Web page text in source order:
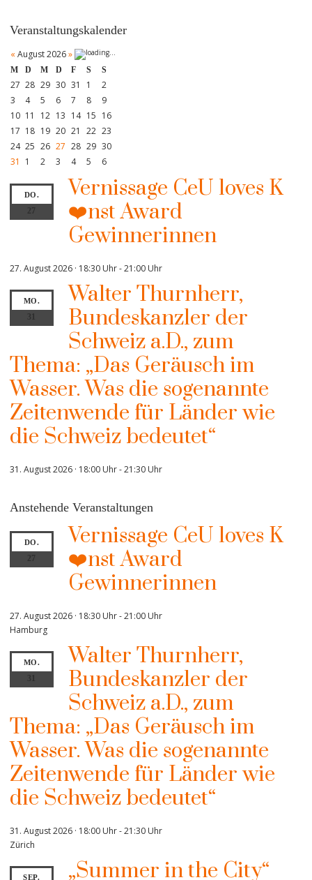
Veranstaltungskalender
« August 2026»
M D M D F S S
27 28 29 30 31 1
2
3
4 5 6 7 8
9
10 11 12 13 14 15 16
17 18 19 20 21 22 23
24 25 26 27 28 29 30
31
1 2 3 4 5 6
DO.
27
Vernissage CeU loves K
❤️nst Award
Gewinnerinnen
27. August 2026 · 18:30 Uhr-21:00 Uhr
MO.
31
Walter Thurnherr,
Bundeskanzler der
Schweiz a.D., zum
Thema: „Das Geräusch im
Wasser. Was die sogenannte
Zeitenwende für Länder wie
die Schweiz bedeutet“
31. August 2026 · 18:00 Uhr-21:30 Uhr
Anstehende Veranstaltungen
DO.
27
Vernissage CeU loves K
❤️nst Award
Gewinnerinnen
27. August 2026 · 18:30 Uhr-21:00 Uhr
Hamburg
MO.
31
Walter Thurnherr,
Bundeskanzler der
Schweiz a.D., zum
Thema: „Das Geräusch im
Wasser. Was die sogenannte
Zeitenwende für Länder wie
die Schweiz bedeutet“
31. August 2026 · 18:00 Uhr-21:30 Uhr
Zürich
SEP. „Summer in the City“